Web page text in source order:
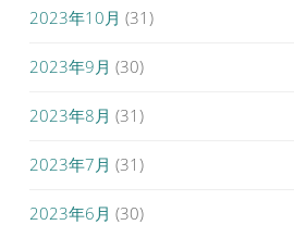
2023年10月 (31)
2023年9月 (30)
2023年8月 (31)
2023年7月 (31)
2023年6月 (30)